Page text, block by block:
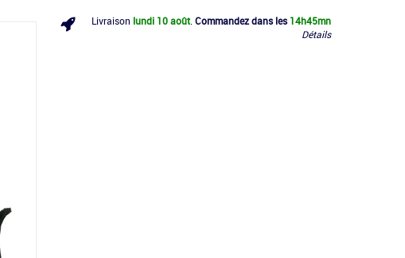
Livraison lundi 10 août Commandez dans les 14h45mn
Détails